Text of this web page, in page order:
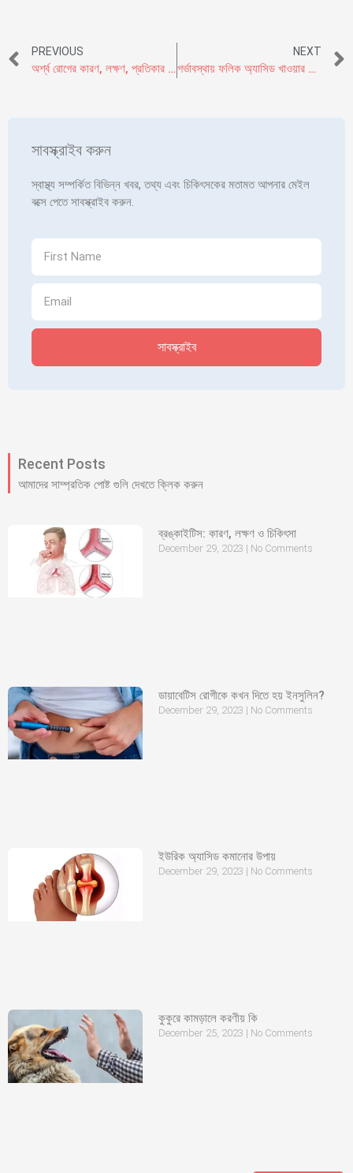
PREVIOUS
অর্শ্ব রোগের কারণ, লক্ষণ, প্রতিকার ও চিকিৎসা
NEXT
গর্ভাবস্থায় ফলিক অ্যাসিড খাওয়ার উপকারিতা
সাবস্ক্রাইব করুন
স্বাস্থ্য সম্পর্কিত বিভিন্ন খবর, তথ্য এবং চিকিৎসকের মতামত আপনার মেইল
বক্সে পেতে সাবস্ক্রাইব করুন.
সাবস্ক্রাইব
Recent Posts
আমাদের সাম্প্রতিক পোষ্ট গুলি দেখতে ক্লিক করুন
ব্রঙ্কাইটিস: কারণ, লক্ষণ ও চিকিৎসা
December 29, 2023 No Comments
ডায়াবেটিস রোগীকে কখন দিতে হয় ইনসুলিন?
December 29, 2023 No Comments
ইউরিক অ্যাসিড কমানোর উপায়
December 29, 2023 No Comments
কুকুরে কামড়ালে করণীয় কি
December 25, 2023 No Comments